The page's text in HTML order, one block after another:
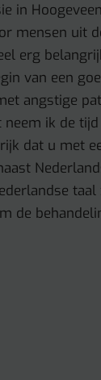
in
mensen uit
erg
van een
angstige
ik de
dat u met
de